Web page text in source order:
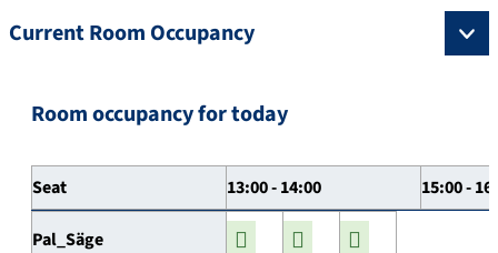
Current Room Occupancy
Room occupancy for today
Seat 13:00 - 14:00 15:00 -
Pal_Säge